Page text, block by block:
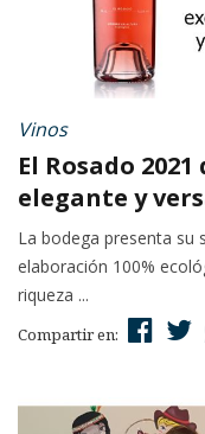
Vinos
El Rosado
elegante y
La bodega presenta su
elaboración 100%
riqueza ...
Compartir en: